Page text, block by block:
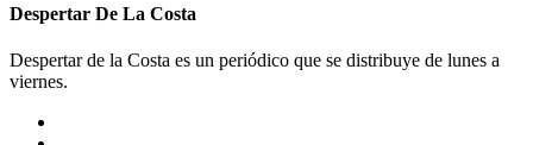
Despertar De La Costa
Despertar de la Costa es un periódico que se distribuye de lunes a
viernes.